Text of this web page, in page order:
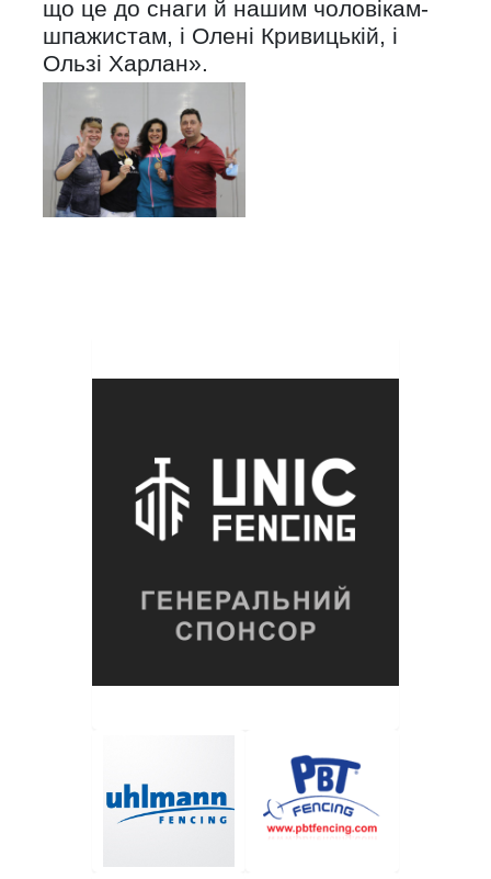
що це до снаги й нашим чоловікам-
шпажистам, і Олені Кривицькій, і
Ользі Харлан».